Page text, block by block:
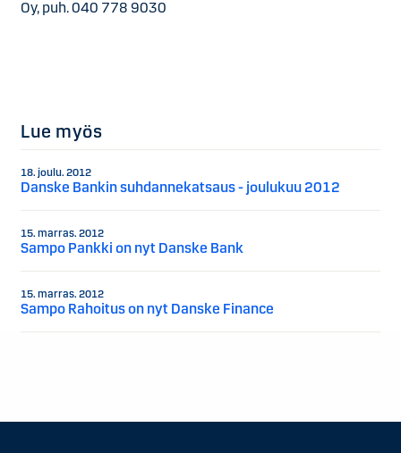
Oy, puh. 040 778 9030
Lue myös
18. joulu. 2012
Danske Bankin suhdannekatsaus - joulukuu 2012
15. marras. 2012
Sampo Pankki on nyt Danske Bank
15. marras. 2012
Sampo Rahoitus on nyt Danske Finance